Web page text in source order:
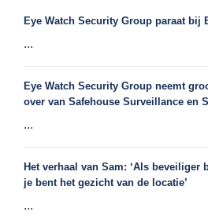
Eye Watch Security Group paraat bij
...
Eye Watch Security Group neemt
over van Safehouse Surveillance en
...
Het verhaal van Sam: ‘Als beveiliger
je bent het gezicht van de locatie’
...